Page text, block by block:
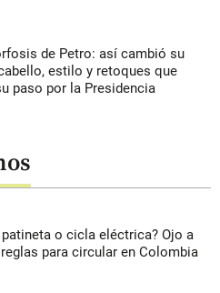
de Petro: así cambió su
estilo y retoques que
paso por la Presidencia
patineta o cicla eléctrica? Ojo a
reglas para circular en Colombia